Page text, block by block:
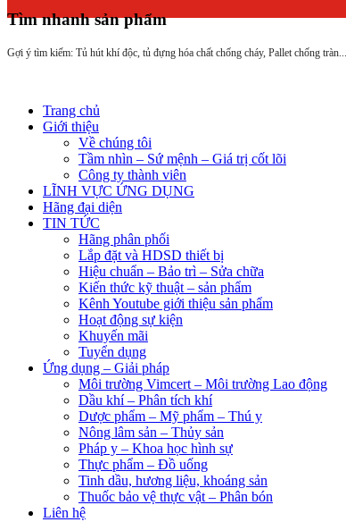
Tìm nhanh sản phẩm
Gợi ý tìm kiếm: Tủ hút khí độc, tủ đựng hóa chất chống cháy, Pallet chống tràn...
Trang chủ
Giới thiệu
Về chúng tôi
Tầm nhìn – Sứ mệnh – Giá trị cốt lõi
Công ty thành viên
LĨNH VỰC ỨNG DỤNG
Hãng đại diện
TIN TỨC
Hãng phân phối
Lắp đặt và HDSD thiết bị
Hiệu chuẩn – Bảo trì – Sửa chữa
Kiến thức kỹ thuật – sản phẩm
Kênh Youtube giới thiệu sản phẩm
Hoạt động sự kiện
Khuyến mãi
Tuyển dụng
Ứng dụng – Giải pháp
Môi trường Vimcert – Môi trường Lao động
Dầu khí – Phân tích khí
Dược phẩm – Mỹ phẩm – Thú y
Nông lâm sản – Thủy sản
Pháp y – Khoa học hình sự
Thực phẩm – Đồ uống
Tinh dầu, hương liệu, khoáng sản
Thuốc bảo vệ thực vật – Phân bón
Liên hệ